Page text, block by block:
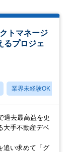
トマネージ
るプロジェ
業界未経験OK
過去最高益を更
大手不動産デベ
追い求めて「グ